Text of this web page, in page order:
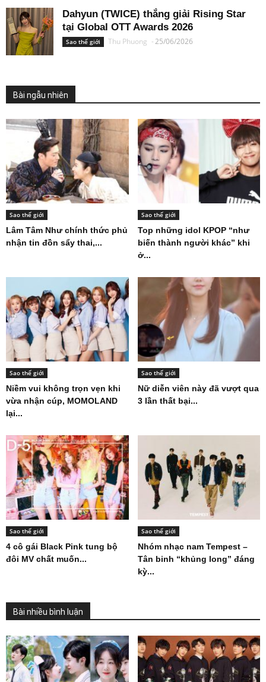
Dahyun (TWICE) thắng giải Rising Star
tại Global OTT Awards 2026
Sao thế giới Thu Phuong -25/06/2026
Bài ngẫu nhiên
Sao thế giới
Lâm Tâm Như chính thức phủ
nhận tin đồn sẩy thai,...
Sao thế giới
Top những idol KPOP “như
biến thành người khác” khi
ở...
Sao thế giới
Niềm vui không trọn vẹn khi
vừa nhận cúp, MOMOLAND
lại...
Sao thế giới
Nữ diễn viên này đã vượt qua
3 lần thất bại...
Sao thế giới
4 cô gái Black Pink tung bộ
đôi MV chất muốn...
Sao thế giới
Nhóm nhạc nam Tempest –
Tân binh “khủng long” đáng
kỳ...
Bài nhiều bình luận